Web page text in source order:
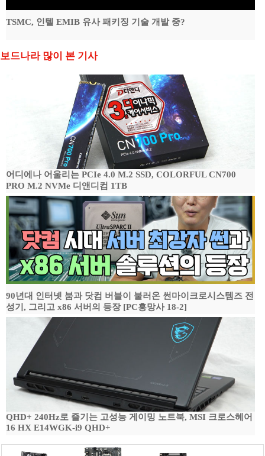
TSMC, 인텔 EMIB 유사 패키징 기술 개발 중?
보드나라 많이 본 기사
어디에나 어울리는 PCIe 4.0 M.2 SSD, COLORFUL CN700
PRO M.2 NVMe 디앤디컴 1TB
90년대 인터넷 붐과 닷컴 버블이 불러온 썬마이크로시스템즈 전
성기, 그리고 x86 서버의 등장 [PC흥망사 18-2]
QHD+ 240Hz로 즐기는 고성능 게이밍 노트북, MSI 크로스헤어
16 HX E14WGK-i9 QHD+